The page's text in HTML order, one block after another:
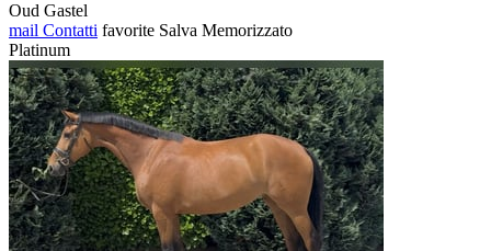
Oud Gastel
mail Contatti favorite Salva Memorizzato
Platinum